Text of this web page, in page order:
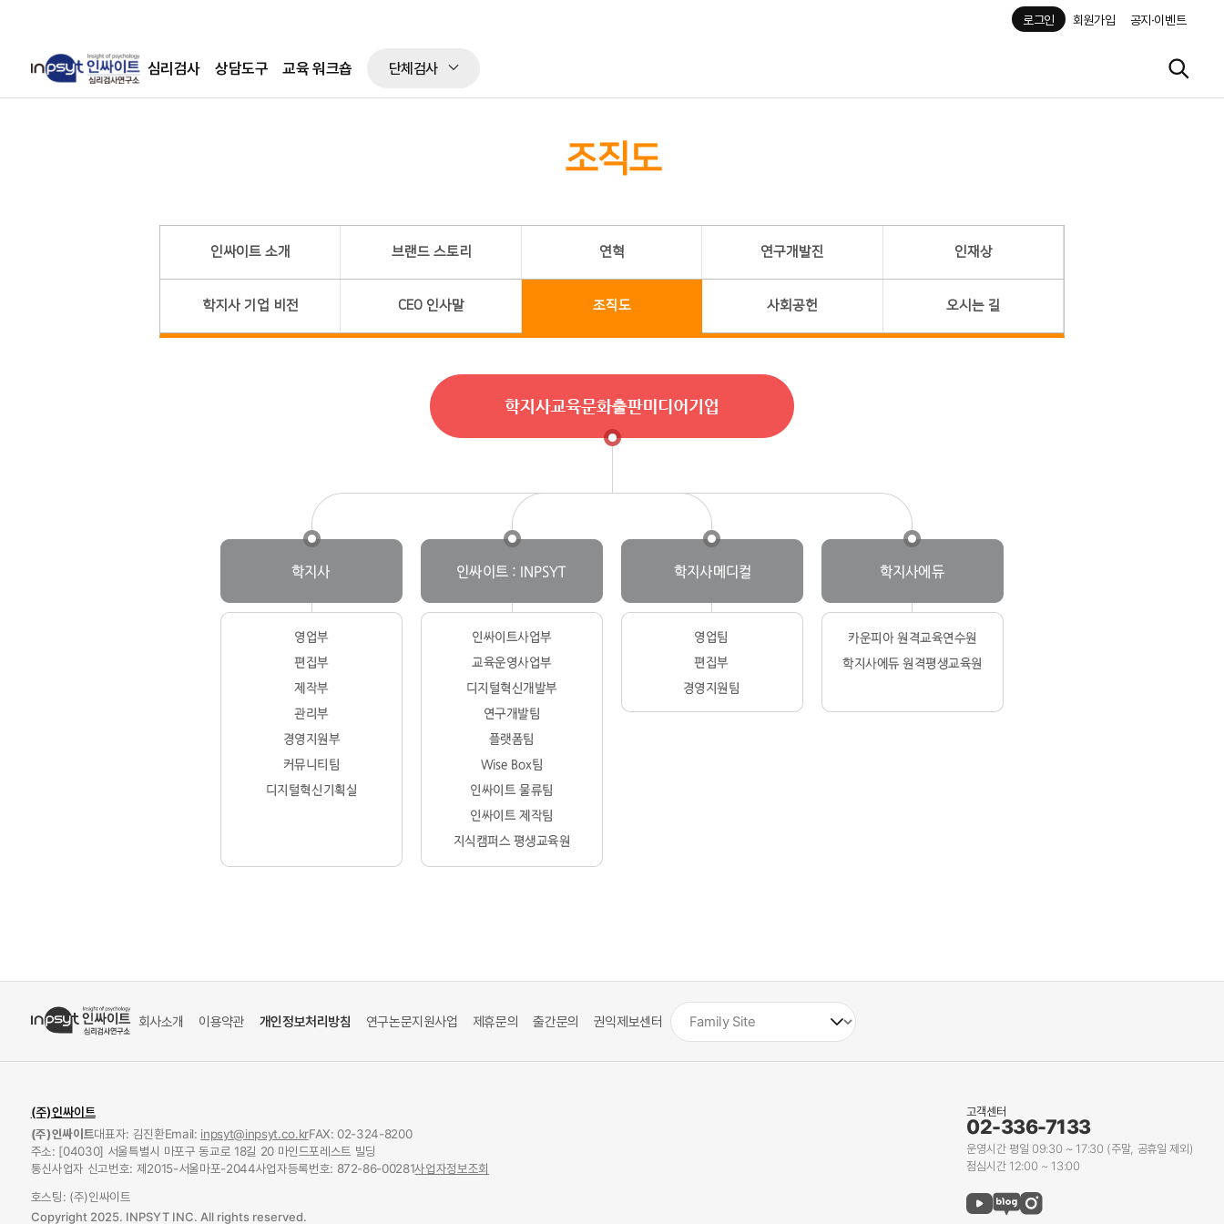
심리검사 상담도구 교육 워크숍 단체검사
로그인 회원가입 공지·이벤트
조직도
인싸이트 소개 브랜드 스토리 연혁 연구개발진 인재상
학지사 기업 비전 CEO 인사말 조직도 사회공헌 오시는 길
회사소개 이용약관 개인정보처리방침 연구논문지원사업 제휴문의 출간문의 권익제보센터
(주)인싸이트
(주)인싸이트대표자: 김진환Email: inpsyt@inpsyt.co.krFAX: 02-324-8200
주소: [04030] 서울특별시 마포구 동교로 18길 20 마인드포레스트 빌딩
통신사업자 신고번호: 제2015-서울마포-2044사업자등록번호: 872-86-00281사업자정보조회
호스팅: (주)인싸이트
Copyright 2025. INPSYT INC. All rights reserved.
고객센터
02-336-7133
운영시간 평일 09:30 ~ 17:30 (주말, 공휴일 제외)
점심시간 12:00 ~ 13:00